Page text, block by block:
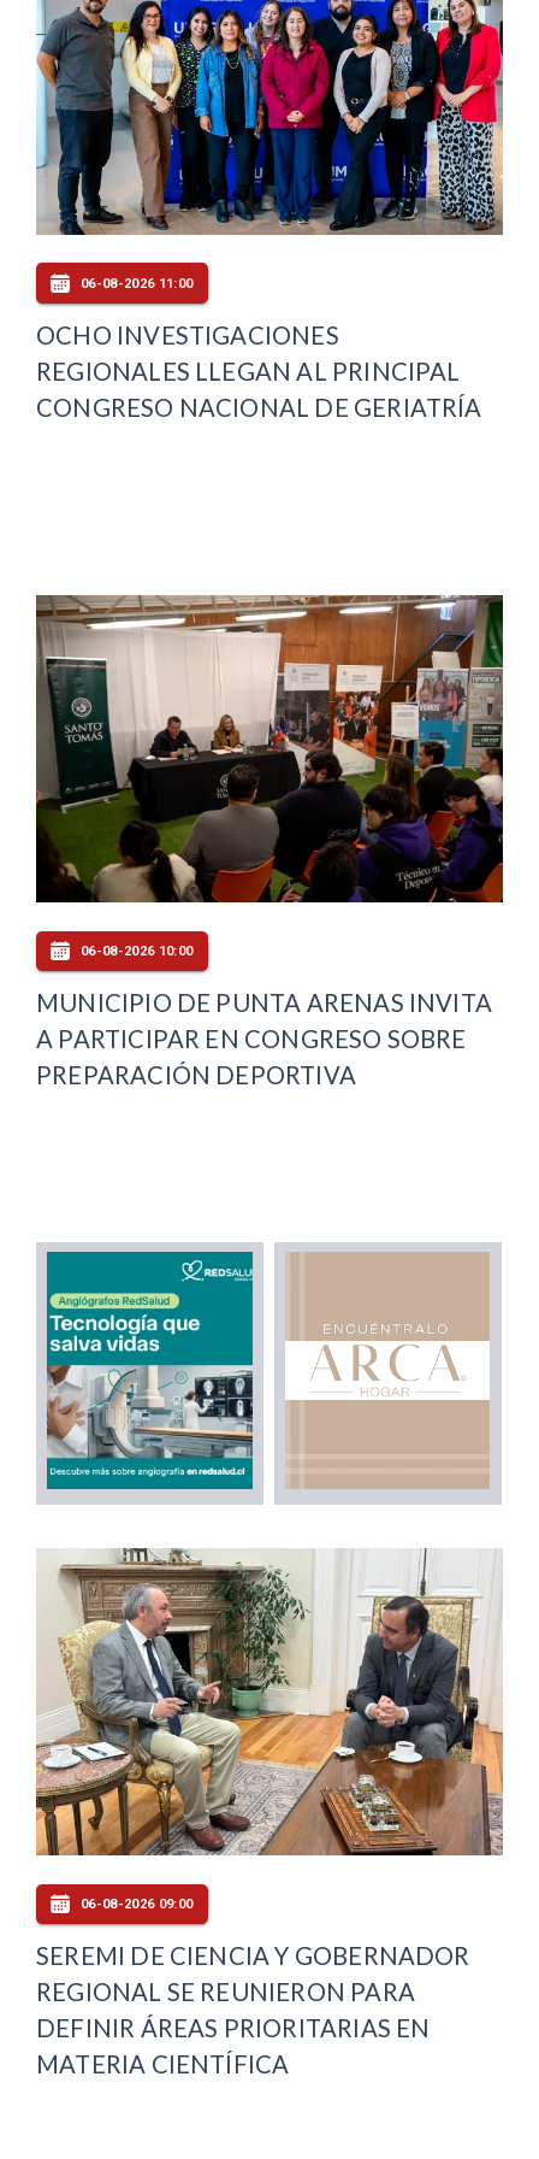
06-08-2026 11:00
OCHO INVESTIGACIONES
REGIONALES LLEGAN AL PRINCIPAL
CONGRESO NACIONAL DE GERIATRÍA
06-08-2026 10:00
MUNICIPIO DE PUNTA ARENAS INVITA
A PARTICIPAR EN CONGRESO SOBRE
PREPARACIÓN DEPORTIVA
06-08-2026 09:00
SEREMI DE CIENCIA Y GOBERNADOR
REGIONAL SE REUNIERON PARA
DEFINIR ÁREAS PRIORITARIAS EN
MATERIA CIENTÍFICA